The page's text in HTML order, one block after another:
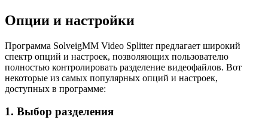
Опции и настройки
Программа SolveigMM Video Splitter предлагает широкий
спектр опций и настроек, позволяющих пользователю
полностью контролировать разделение видеофайлов. Вот
некоторые из самых популярных опций и настроек,
доступных в программе:
1. Выбор разделения